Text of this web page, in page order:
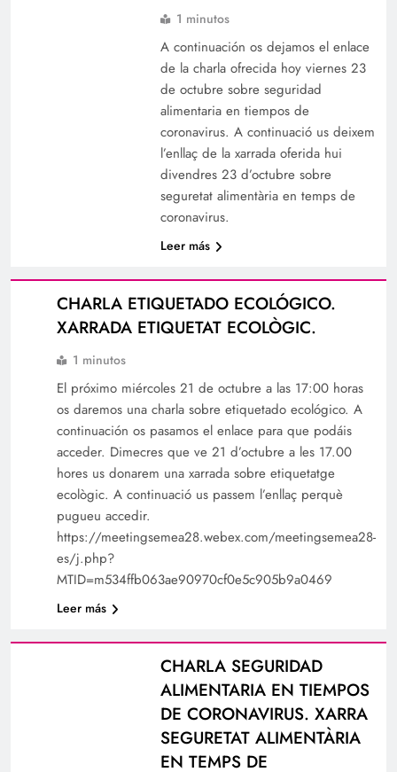
1 minutos
A continuación os dejamos el enlace
de la charla ofrecida hoy viernes 23
de octubre sobre seguridad
alimentaria en tiempos de
coronavirus. A continuació us deixem
l’enllaç de la xarrada oferida hui
divendres 23 d’octubre sobre
seguretat alimentària en temps de
coronavirus.
Leer más
CHARLA ETIQUETADO ECOLÓGICO.
XARRADA ETIQUETAT ECOLÒGIC.
1 minutos
El próximo miércoles 21 de octubre a las 17:00 horas
os daremos una charla sobre etiquetado ecológico. A
continuación os pasamos el enlace para que podáis
acceder. Dimecres que ve 21 d’octubre a les 17.00
hores us donarem una xarrada sobre etiquetatge
ecològic. A continuació us passem l’enllaç perquè
pugueu accedir.
https://meetingsemea28.webex.com/meetingsemea28-
es/j.php?
MTID=m534ffb063ae90970cf0e5c905b9a0469
Leer más
CHARLA SEGURIDAD
ALIMENTARIA EN TIEMPOS
DE CORONAVIRUS. XARRA
SEGURETAT ALIMENTÀRIA
EN TEMPS DE